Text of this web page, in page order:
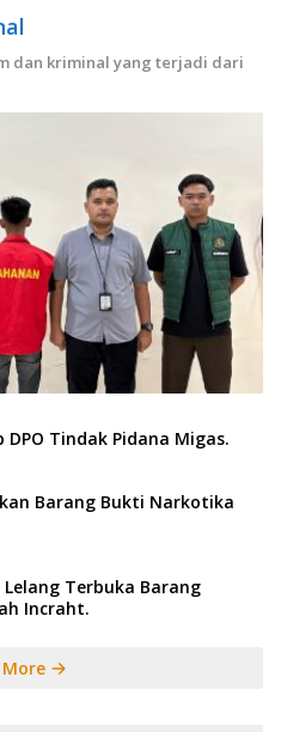
dan kriminal yang terjadi dari
Tindak Pidana Migas.
Barang Bukti Narkotika
Terbuka Barang
Incraht.